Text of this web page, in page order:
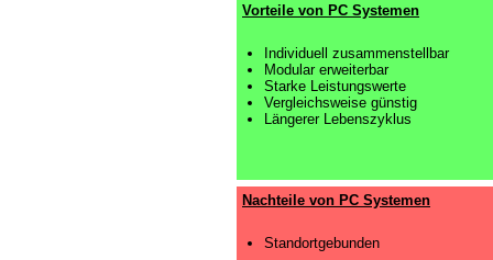
Vorteile von PC Systemen
Individuell zusammenstellbar
Modular erweiterbar
Starke Leistungswerte
Vergleichsweise günstig
Längerer Lebenszyklus
Nachteile von PC Systemen
Standortgebunden